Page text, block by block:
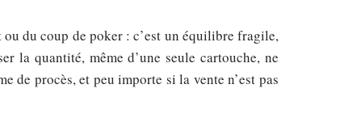
ou du coup de poker : c’est un équilibre fragile,
la quantité, même d’une seule cartouche, ne
de procès, et peu importe si la vente n’est pas